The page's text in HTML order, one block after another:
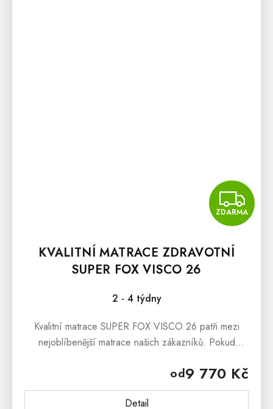
ZDARMA
KVALITNÍ MATRACE ZDRAVOTNÍ
SUPER FOX VISCO 26
2 - 4 týdny
od9 770 Kč
Detail
Kvalitní matrace SUPER FOX VISCO 26 patři mezi
nejoblíbenější matrace našich zákazníků. Pokud
ortopedickými vlastnostmi, tak již...